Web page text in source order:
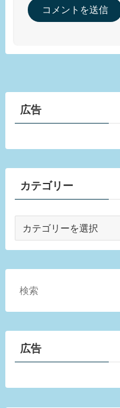
広告
カテゴリー
ゴ
リ
広告